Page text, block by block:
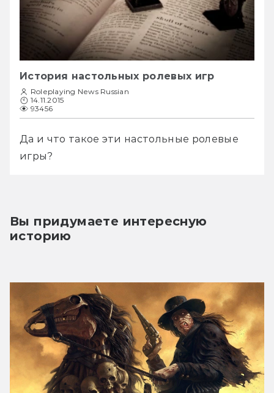
История настольных ролевых игр
Roleplaying News Russian
14.11.2015
93456
Да и что такое эти настольные ролевые
игры?
Вы придумаете интересную
историю